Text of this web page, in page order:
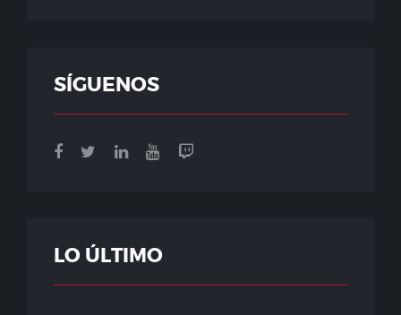
SÍGUENOS
LO ÚLTIMO